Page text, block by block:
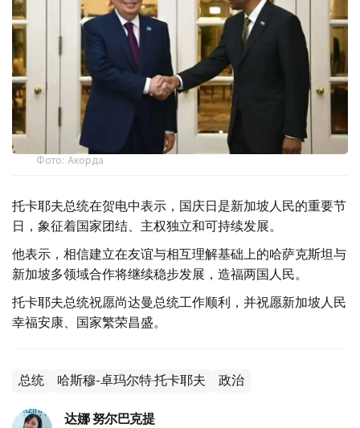
Фото: Акорда
托卡耶夫总统在贺电中表示，国庆日是新加坡人民的重要节
日，象征着国家团结、主权独立和可持续发展。
他表示，相信建立在友谊与相互理解基础上的哈萨克斯坦与
新加坡多领域合作将继续稳步发展，造福两国人民。
托卡耶夫总统祝愿尚达曼总统工作顺利，并祝愿新加坡人民
幸福安康、国家繁荣昌盛。
总统 哈斯穆-卓玛尔特·托卡耶夫 政治
达娜 努尔巴克提